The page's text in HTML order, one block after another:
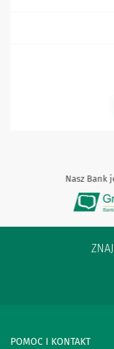
Nasz Bank
POMOC I KONTAKT